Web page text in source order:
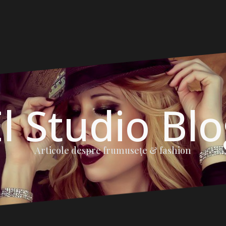
Studio
Articole despre frumuseţe & fashion